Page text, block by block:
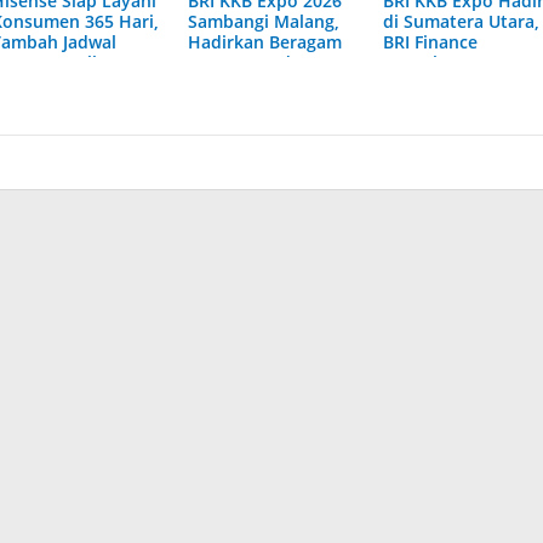
365 Hari,
Jadwal
Layanan Call Center
Sambangi Malang,
Hadirkan Beragam
Promo Kendaraan
di Sumatera Utara,
BRI Finance
Tawarkan Beragam